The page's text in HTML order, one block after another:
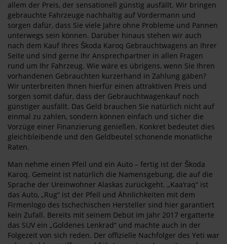
allem der Preis, der sensationell günstig ausfällt. Wir bringen
gebrauchte Fahrzeuge nachhaltig auf Vordermann und
sorgen dafür, dass Sie viele Jahre ohne Probleme und Pannen
unterwegs sein können. Darüber hinaus stehen wir auch
nach dem Kauf Ihres Škoda Karoq Gebrauchtwagens an Ihrer
Seite und sind gerne Ihr Ansprechpartner in allen Fragen
rund um Ihr Fahrzeug. Wie wäre es übrigens, wenn Sie Ihren
vorhandenen Gebrauchten kurzerhand in Zahlung gäben?
Wir unterbreiten Ihnen hierfür einen attraktiven Preis und
sorgen somit dafür, dass der Gebrauchtwagenkauf noch
günstiger ausfällt. Das Geld brauchen Sie natürlich nicht auf
einmal zu zahlen, sondern können einfach und sicher die
Vorzüge einer Finanzierung genießen. Konkret bedeutet dies
gleichbleibende und den Geldbeutel schonende monatliche
Raten.
Man nehme einen Pfeil und ein Auto – fertig ist der Škoda
Karoq. Gemeint ist natürlich die Namensgebung, die auf die
Sprache der Ureinwohner Alaskas zurückgeht. „Kaa‘raq“ ist
das Auto, „Rug“ ist der Pfeil und Ähnlichkeiten mit dem
Firmenlogo des tschechischen Hersteller sind hier garantiert
kein Zufall. Bereits mit seinem Debüt im Jahr 2017 ergatterte
das SUV ein „Goldenes Lenkrad“ und machte auch in der
Folgezeit von sich reden. Der offizielle Nachfolger des Yeti war